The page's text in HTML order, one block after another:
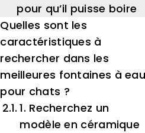
pour qu’il puisse boire
Quelles sont les
caractéristiques à
rechercher dans les
meilleures fontaines à eau
pour chats ?
1. Recherchez un
modèle en céramique